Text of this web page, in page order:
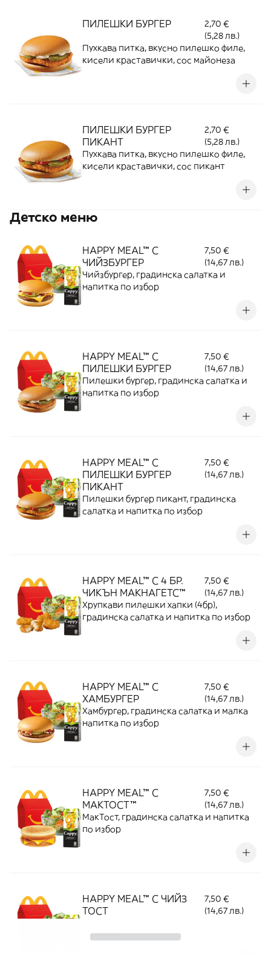
ПИЛЕШКИ БУРГЕР
2,70 €
(5,28 лв.)
Пухкава питка, вкусно пилешко филе,
кисели краставички, сос майонеза
ПИЛЕШКИ БУРГЕР
ПИКАНТ
2,70 €
(5,28 лв.)
Пухкава питка, вкусно пилешко филе,
кисели краставички, сос пикант
Детско меню
HAPPY MEAL™ С
ЧИЙЗБУРГЕР
7,50 €
(14,67 лв.)
Чийзбургер, градинска салатка и
напитка по избор
HAPPY MEAL™ С
ПИЛЕШКИ БУРГЕР
7,50 €
(14,67 лв.)
Пилешки бургер, градинска салатка и
напитка по избор
HAPPY MEAL™ С
ПИЛЕШКИ БУРГЕР
ПИКАНТ
7,50 €
(14,67 лв.)
Пилешки бургер пикант, градинска
салатка и напитка по избор
HAPPY MEAL™ С 4 БР.
ЧИКЪН МАКНАГЕТС™
7,50 €
(14,67 лв.)
Хрупкави пилешки хапки (4бр),
градинска салатка и напитка по избор
HAPPY MEAL™ С
ХАМБУРГЕР
7,50 €
(14,67 лв.)
Xамбургер, градинска салатка и малка
напитка по избор
HAPPY MEAL™ С
МАКТОСТ™
7,50 €
(14,67 лв.)
МакТост, градинска салатка и напитка
по избор
HAPPY MEAL™ С ЧИЙЗ
ТОСТ
7,50 €
(14,67 лв.)
по избор